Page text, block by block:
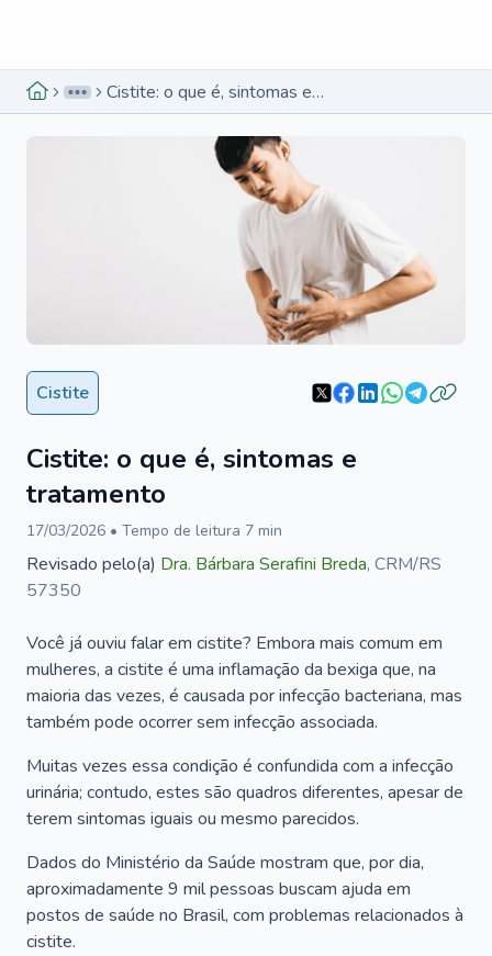
Cistite: o que é, sintomas e tratamento
Cistite
Cistite: o que é, sintomas e
tratamento
17/03/2026 • Tempo de leitura 7 min
Revisado pelo(a) Dra. Bárbara Serafini Breda, CRM/RS
57350
Você já ouviu falar em cistite? Embora mais comum em
mulheres, a cistite é uma inflamação da bexiga que, na
maioria das vezes, é causada por infecção bacteriana, mas
também pode ocorrer sem infecção associada.
Muitas vezes essa condição é confundida com a infecção
urinária; contudo, estes são quadros diferentes, apesar de
terem sintomas iguais ou mesmo parecidos.
Dados do Ministério da Saúde mostram que, por dia,
aproximadamente 9 mil pessoas buscam ajuda em
postos de saúde no Brasil, com problemas relacionados à
cistite.